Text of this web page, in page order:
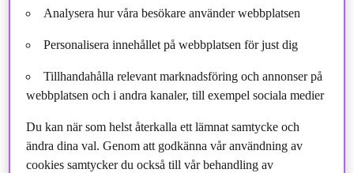
Analysera hur våra besökare använder webbplatsen
Personalisera innehållet på webbplatsen för just dig
Tillhandahålla relevant marknadsföring och annonser på
webbplatsen och i andra kanaler, till exempel sociala medier
Du kan när som helst återkalla ett lämnat samtycke och
ändra dina val. Genom att godkänna vår användning av
cookies samtycker du också till vår behandling av